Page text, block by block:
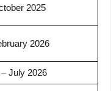
2025
2026
July 2026